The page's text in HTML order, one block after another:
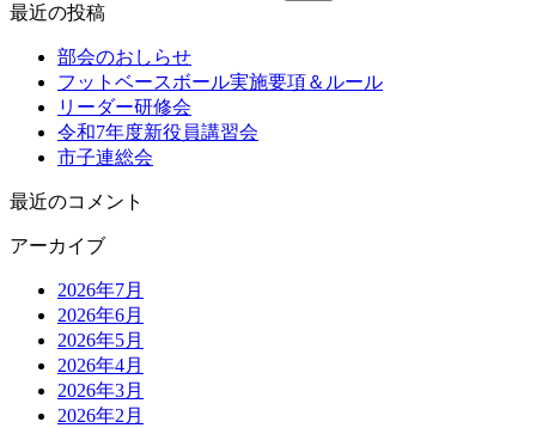
最近の投稿
部会のおしらせ
フットベースボール実施要項＆ルール
リーダー研修会
令和7年度新役員講習会
市子連総会
最近のコメント
アーカイブ
2026年7月
2026年6月
2026年5月
2026年4月
2026年3月
2026年2月